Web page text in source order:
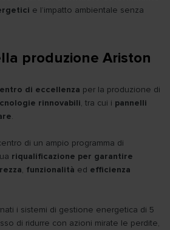
e l’impatto ambientale senza
produzione Ariston
di eccellenza per la produzione di
rinnovabili, tra cui i pannelli
.
di un ampio programma di
riqualificazione per garantire
, funzionalità ed efficienza
i sistemi di gestione energetica di 5
di ridurre con azioni mirate le perdite,